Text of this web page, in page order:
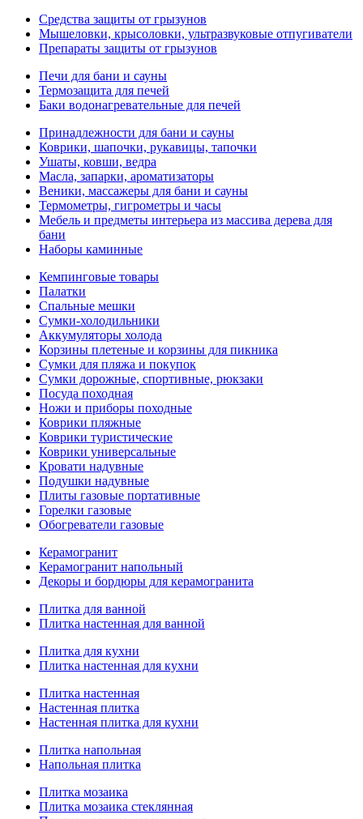
Средства защиты от грызунов
Мышеловки, крысоловки, ультразвуковые отпугиватели
Препараты защиты от грызунов
Печи для бани и сауны
Термозащита для печей
Баки водонагревательные для печей
Принадлежности для бани и сауны
Коврики, шапочки, рукавицы, тапочки
Ушаты, ковши, ведра
Масла, запарки, ароматизаторы
Веники, массажеры для бани и сауны
Термометры, гигрометры и часы
Мебель и предметы интерьера из массива дерева для
бани
Наборы каминные
Кемпинговые товары
Палатки
Спальные мешки
Сумки-холодильники
Аккумуляторы холода
Корзины плетеные и корзины для пикника
Сумки для пляжа и покупок
Сумки дорожные, спортивные, рюкзаки
Посуда походная
Ножи и приборы походные
Коврики пляжные
Коврики туристические
Коврики универсальные
Кровати надувные
Подушки надувные
Плиты газовые портативные
Горелки газовые
Обогреватели газовые
Керамогранит
Керамогранит напольный
Декоры и бордюры для керамогранита
Плитка для ванной
Плитка настенная для ванной
Плитка для кухни
Плитка настенная для кухни
Плитка настенная
Настенная плитка
Настенная плитка для кухни
Плитка напольная
Напольная плитка
Плитка мозаика
Плитка мозаика стеклянная